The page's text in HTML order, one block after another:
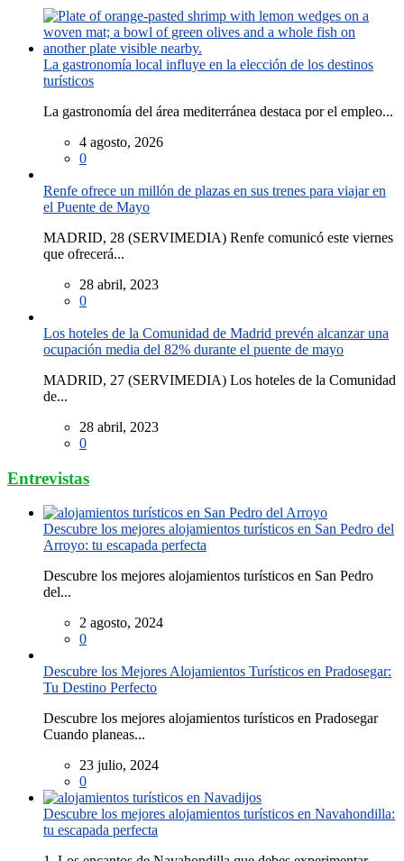
La gastronomía local influye en la elección de los destinos
turísticos
La gastronomía del área mediterránea destaca por el empleo...
4 agosto, 2026
0
Renfe ofrece un millón de plazas en sus trenes para viajar en
el Puente de Mayo
MADRID, 28 (SERVIMEDIA) Renfe comunicó este viernes
que ofrecerá...
28 abril, 2023
0
Los hoteles de la Comunidad de Madrid prevén alcanzar una
ocupación media del 82% durante el puente de mayo
MADRID, 27 (SERVIMEDIA) Los hoteles de la Comunidad
de...
28 abril, 2023
0
Entrevistas
Descubre los mejores alojamientos turísticos en San Pedro del
Arroyo: tu escapada perfecta
Descubre los mejores alojamientos turísticos en San Pedro
del...
2 agosto, 2024
0
Descubre los Mejores Alojamientos Turísticos en Pradosegar:
Tu Destino Perfecto
Descubre los mejores alojamientos turísticos en Pradosegar
Cuando planeas...
23 julio, 2024
0
Descubre los mejores alojamientos turísticos en Navahondilla:
tu escapada perfecta